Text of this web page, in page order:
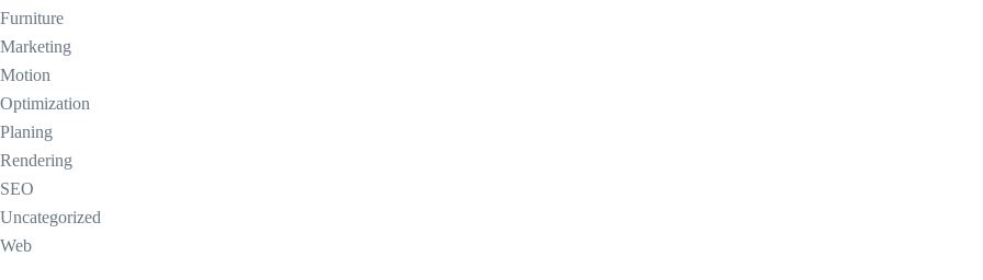
Furniture
Marketing
Motion
Optimization
Planing
Rendering
SEO
Uncategorized
Web